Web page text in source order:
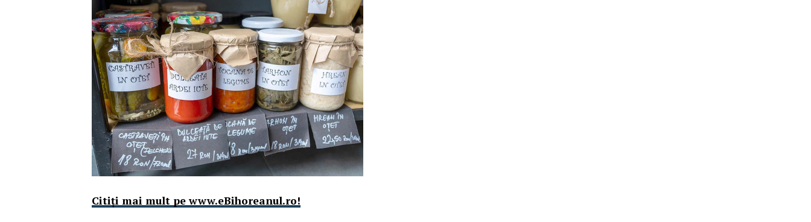
Citiți mai mult pe www.eBihoreanul.ro!